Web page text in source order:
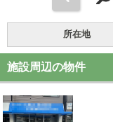
所在地
施設周辺の物件